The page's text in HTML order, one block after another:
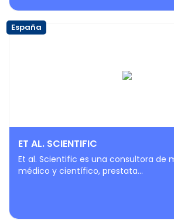
España
ET AL. SCIENTIFIC
Et al. Scientific es una consultora de
médico y científico, prestata...